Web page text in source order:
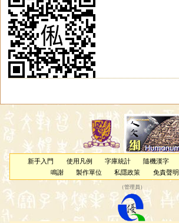
邿
磃
新手入門 使用凡例 字庫統計 隨機漢字
鳴謝
製作單位 私隱政策 免責聲明
（管理員 ）